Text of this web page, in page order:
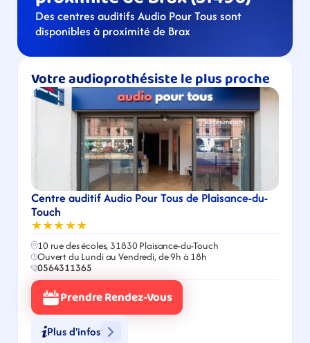
Des centres auditifs Audio Pour Tous sont
disponibles à proximité de Brax
Votre audioprothésiste le plus proche
Centre auditif Audio Pour Tous de Plaisance-du-
Touch
★★★★★
10 rue des écoles, 31830 Plaisance-du-Touch
Ouvert du Lundi au Vendredi, de 9h à 18h
0564311365
Prendre Rendez-Vous
Plus d'infos